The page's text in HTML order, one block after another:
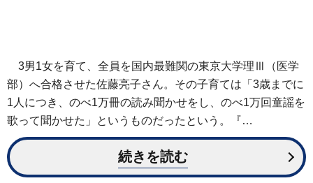
3男1女を育て、全員を国内最難関の東京大学理Ⅲ（医学
部）へ合格させた佐藤亮子さん。その子育ては「3歳までに
1人につき、のべ1万冊の読み聞かせをし、のべ1万回童謡を
歌って聞かせた」というものだったという。『…
続きを読む